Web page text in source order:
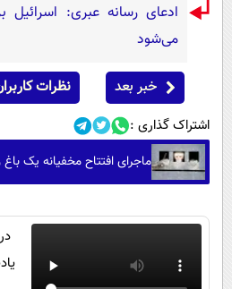
ادعای رسانه عبری: اسرائیل
می‌شود
خبر بعد نظرات
اشتراک گذاری :
ماجرای افتتاح مخفیانه یک